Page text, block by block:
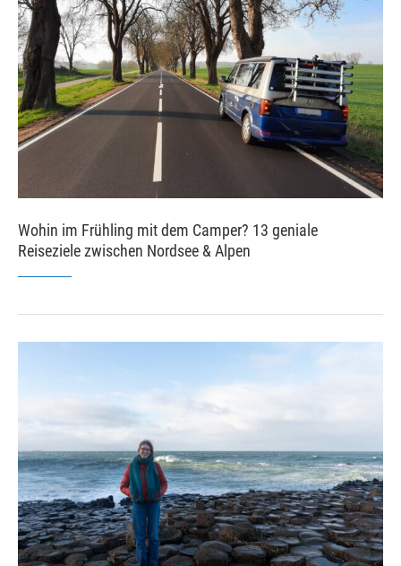
Wohin im Frühling mit dem Camper? 13 geniale
Reiseziele zwischen Nordsee & Alpen